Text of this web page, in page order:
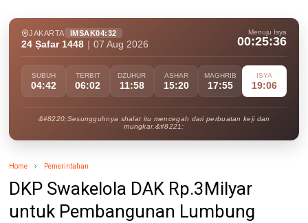
JAKARTA IMSAK04:32
24 Ṣafar 1448 07 Aug 2026
Menuju Isya
00:25:34
SUBUH
04:42
TERBIT
06:02
DZUHUR
11:58
ASHAR
15:20
MAGHRIB
17:55
ISYA
19:06
&#8220;Sesungguhnya shalat itu mencegah dari perbuatan keji dan
mungkar.&#8221;
Home Pemerintahan
DKP Swakelola DAK Rp.3Milyar
untuk Pembangunan Lumbung